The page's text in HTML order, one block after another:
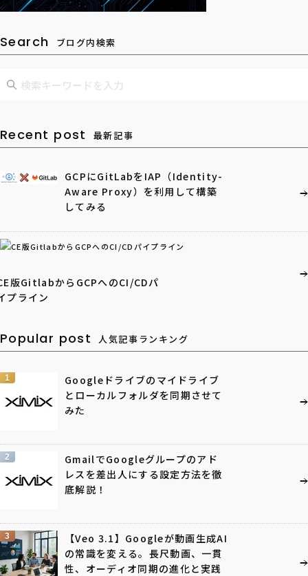
Search ブログ内検索
Recent post 最新記事
GCPにGitLabをIAP（Identity-
Aware Proxy）を利用して構築
してみる
版GitlabからGCPへのCI/CDパ
プライン
Popular post 人気記事ランキング
1
Googleドライブのマイドライブ
とローカルフォルダを同期させて
みた
2
GmailでGoogleグループのアド
レスを差出人にする設定方法を徹
底解説！
3
【Veo 3.1】Googleが動画生成AI
の常識を変える。長尺動画、一貫
性、オーディオ同期の進化と実践